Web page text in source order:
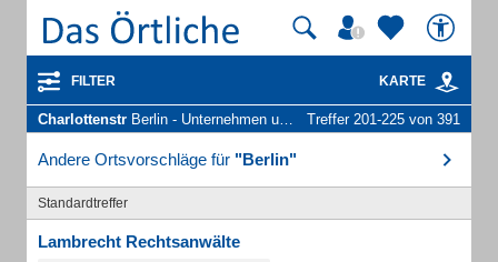
FILTER KARTE
Charlottenstr Berlin - Unternehmen und Personen Treffer 201-225 von 391
Andere Ortsvorschläge für "Berlin"
Standardtreffer
Lambrecht Rechtsanwälte